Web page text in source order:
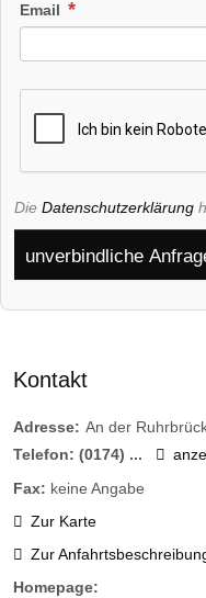
Email
Die Datenschutzerklärung
unverbindliche
Kontakt
Adresse: An der
Telefon: (0174) ...
Fax: keine Angabe
Zur Karte
Zur
Homepage: